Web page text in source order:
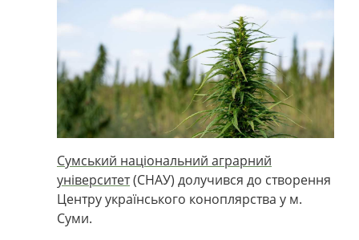
Сумський національний аграрний
університет(СНАУ) долучився до створення
Центру українського коноплярства у м.
Суми.